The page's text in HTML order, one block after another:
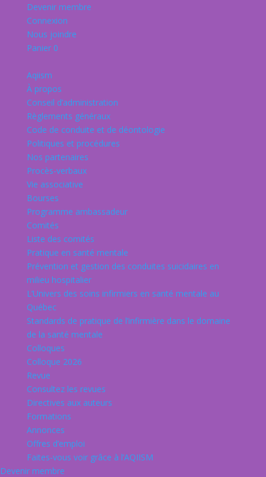
Devenir membre
Connexion
Nous joindre
Panier 0
Aqiism
À propos
Conseil d’administration
Règlements généraux
Code de conduite et de déontologie
Politiques et procédures
Nos partenaires
Procès-verbaux
Vie associative
Bourses
Programme ambassadeur
Comités
Liste des comités
Pratique en santé mentale
Prévention et gestion des conduites suicidaires en
milieu hospitalier
L’Univers des soins infirmiers en santé mentale au
Québec
Standards de pratique de l’infirmière dans le domaine
de la santé mentale
Colloques
Colloque 2026
Revue
Consultez les revues
Directives aux auteurs
Formations
Annonces
Offres d’emploi
Faites-vous voir grâce à l’AQIISM
Devenir membre